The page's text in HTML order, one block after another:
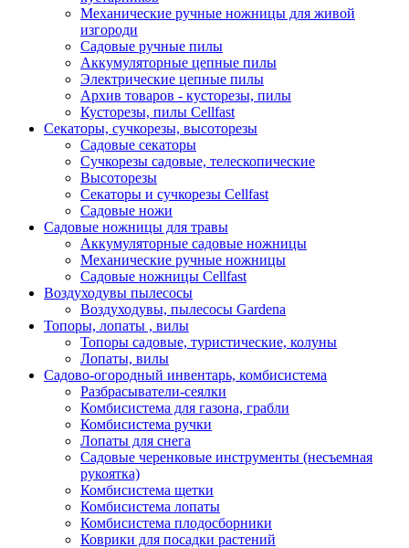
Механические ручные ножницы для живой
изгороди
Садовые ручные пилы
Аккумуляторные цепные пилы
Электрические цепные пилы
Архив товаров - кусторезы, пилы
Кусторезы, пилы Cellfast
Секаторы, сучкорезы, высоторезы
Садовые секаторы
Сучкорезы садовые, телескопические
Высоторезы
Секаторы и сучкорезы Cellfast
Садовые ножи
Садовые ножницы для травы
Аккумуляторные садовые ножницы
Механические ручные ножницы
Садовые ножницы Cellfast
Воздуходувы пылесосы
Воздуходувы, пылесосы Gardena
Топоры, лопаты , вилы
Топоры садовые, туристические, колуны
Лопаты, вилы
Садово-огородный инвентарь, комбисистема
Разбрасыватели-сеялки
Комбисистема для газона, грабли
Комбисистема ручки
Лопаты для снега
Садовые черенковые инструменты (несъемная
рукоятка)
Комбисистема щетки
Комбисистема лопаты
Комбисистема плодосборники
Коврики для посадки растений